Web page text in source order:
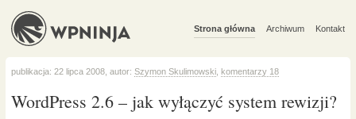
Strona główna Archiwum Kontakt
publikacja: 22 lipca 2008, autor: Szymon Skulimowski, komentarzy 18
WordPress 2.6 – jak wyłączyć system rewizji?